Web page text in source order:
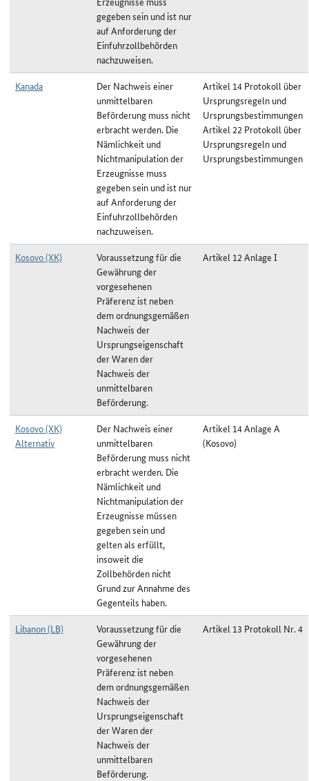
gegeben sein und ist nur
auf Anforderung der
Einfuhrzollbehörden
nachzuweisen.
Kanada
Der Nachweis einer
unmittelbaren
Beförderung muss nicht
erbracht werden. Die
Nämlichkeit und
Nichtmanipulation der
Erzeugnisse muss
gegeben sein und ist nur
auf Anforderung der
Einfuhrzollbehörden
nachzuweisen.
Artikel 14 Protokoll über
Ursprungsregeln und
Ursprungsbestimmungen
Artikel 22 Protokoll über
Ursprungsregeln und
Ursprungsbestimmungen
Kosovo (XK)
Voraussetzung für die
Gewährung der
vorgesehenen
Präferenz ist neben
dem ordnungsgemäßen
Nachweis der
Ursprungseigenschaft
der Waren der
Nachweis der
unmittelbaren
Beförderung.
Artikel 12 Anlage I
Kosovo (XK)
Alternativ
Der Nachweis einer
unmittelbaren
Beförderung muss nicht
erbracht werden. Die
Nämlichkeit und
Nichtmanipulation der
Erzeugnisse müssen
gegeben sein und
gelten als erfüllt,
insoweit die
Zollbehörden nicht
Grund zur Annahme des
Gegenteils haben.
Artikel 14 Anlage A
(Kosovo)
Libanon (LB)
Voraussetzung für die
Gewährung der
vorgesehenen
Präferenz ist neben
dem ordnungsgemäßen
Nachweis der
Ursprungseigenschaft
der Waren der
Nachweis der
unmittelbaren
Beförderung.
Artikel 13 Protokoll Nr. 4